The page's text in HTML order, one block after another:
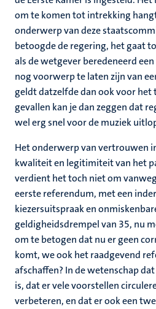
om te komen tot intrekking
onderwerp van deze
betoogde de regering, het gaat
als de wetgever beredeneerd
nog voorwerp te laten zijn van
geldt datzelfde dan ook voor het
gevallen kan je dan zeggen dat
wel erg snel voor de muziek
Het onderwerp van vertrouwen
kwaliteit en legitimiteit van het
verdient het toch niet om
eerste referendum, met een
kiezersuitspraak en
geldigheidsdrempel van 35, nu
om te betogen dat nu er geen
komt, we ook het raadgevend
afschaffen? In de wetenschap
is, dat er vele voorstellen
verbeteren, en dat er ook een